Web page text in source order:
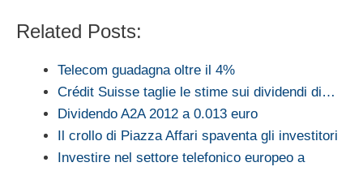
Related Posts:
Telecom guadagna oltre il 4%
Crédit Suisse taglie le stime sui dividendi di…
Dividendo A2A 2012 a 0.013 euro
Il crollo di Piazza Affari spaventa gli investitori
Investire nel settore telefonico europeo a